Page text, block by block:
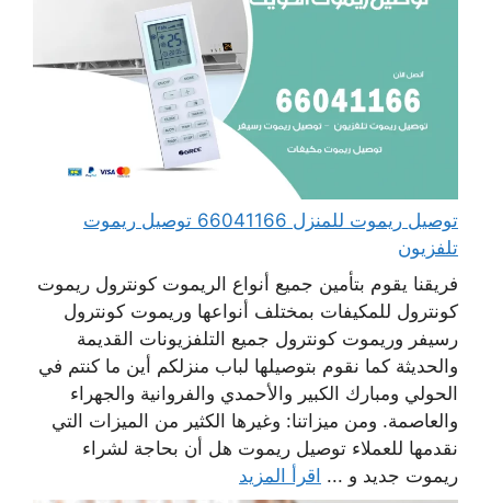
توصيل ريموت للمنزل 66041166 توصيل ريموت
تلفزيون
فريقنا يقوم بتأمين جميع أنواع الريموت كونترول ريموت
كونترول للمكيفات بمختلف أنواعها وريموت كونترول
رسيفر وريموت كونترول جميع التلفزيونات القديمة
والحديثة كما نقوم بتوصيلها لباب منزلكم أين ما كنتم في
الحولي ومبارك الكبير والأحمدي والفروانية والجهراء
والعاصمة. ومن ميزاتنا: وغيرها الكثير من الميزات التي
نقدمها للعملاء توصيل ريموت هل أن بحاجة لشراء
ريموت جديد و ... اقرأ المزيد